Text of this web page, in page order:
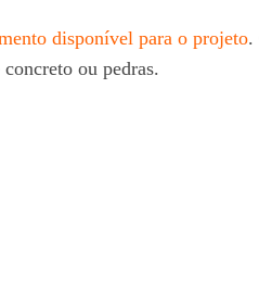
disponível para o projeto.
ou pedras.